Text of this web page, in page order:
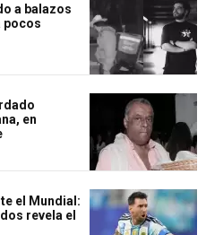
a balazos
pocos
en
el Mundial:
revela el